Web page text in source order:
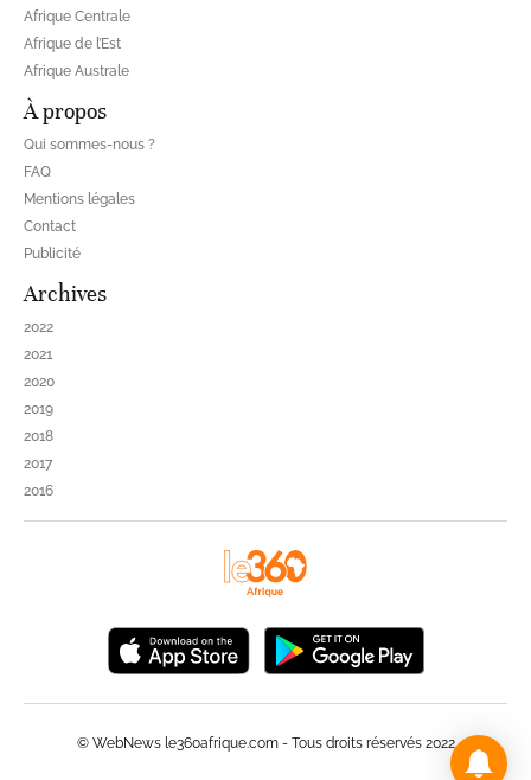
Afrique Centrale
Afrique de l’Est
Afrique Australe
À propos
Qui sommes-nous ?
FAQ
Mentions légales
Contact
Publicité
Archives
2022
2021
2020
2019
2018
2017
2016
© WebNews le360afrique.com - Tous droits réservés 2022